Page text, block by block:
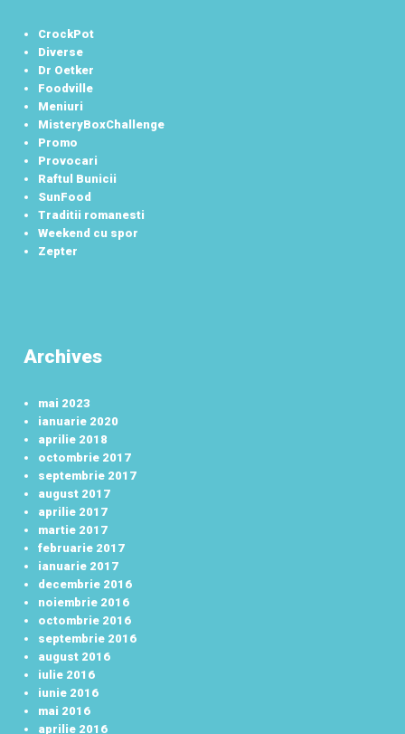
CrockPot
Diverse
Dr Oetker
Foodville
Meniuri
MisteryBoxChallenge
Promo
Provocari
Raftul Bunicii
SunFood
Traditii romanesti
Weekend cu spor
Zepter
Archives
mai 2023
ianuarie 2020
aprilie 2018
octombrie 2017
septembrie 2017
august 2017
aprilie 2017
martie 2017
februarie 2017
ianuarie 2017
decembrie 2016
noiembrie 2016
octombrie 2016
septembrie 2016
august 2016
iulie 2016
iunie 2016
mai 2016
aprilie 2016